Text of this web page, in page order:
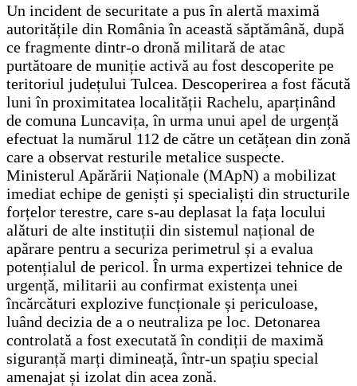
Un incident de securitate a pus în alertă maximă
autoritățile din România în această săptămână, după
ce fragmente dintr-o dronă militară de atac
purtătoare de muniție activă au fost descoperite pe
teritoriul județului Tulcea. Descoperirea a fost făcută
luni în proximitatea localității Rachelu, aparținând
de comuna Luncavița, în urma unui apel de urgență
efectuat la numărul 112 de către un cetățean din zonă
care a observat resturile metalice suspecte.
Ministerul Apărării Naționale (MApN) a mobilizat
imediat echipe de geniști și specialiști din structurile
forțelor terestre, care s-au deplasat la fața locului
alături de alte instituții din sistemul național de
apărare pentru a securiza perimetrul și a evalua
potențialul de pericol. În urma expertizei tehnice de
urgență, militarii au confirmat existența unei
încărcături explozive funcționale și periculoase,
luând decizia de a o neutraliza pe loc. Detonarea
controlată a fost executată în condiții de maximă
siguranță marți dimineață, într-un spațiu special
amenajat și izolat din acea zonă.